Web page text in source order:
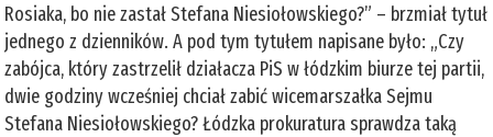
Rosiaka, bo nie zastał Stefana Niesiołowskiego?” – brzmiał tytuł
jednego z dzienników. A pod tym tytułem napisane było: „Czy
zabójca, który zastrzelił działacza PiS w łódzkim biurze tej partii,
dwie godziny wcześniej chciał zabić wicemarszałka Sejmu
Stefana Niesiołowskiego? Łódzka prokuratura sprawdza taką